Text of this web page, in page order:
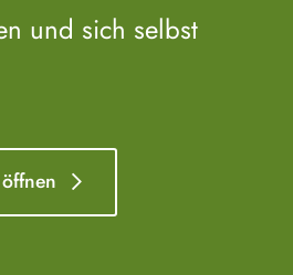
und sich selbst